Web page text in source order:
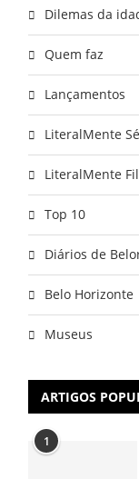
Dilemas da
Quem faz
Lançamentos
LiteralMente
LiteralMente
Top 10
Diários de
Belo Horizonte
Museus
ARTIGOS
1